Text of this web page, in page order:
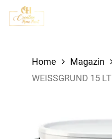
Home Magazin
WEISSGRUND 15 LT